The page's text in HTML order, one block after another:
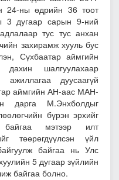
24-ны өдрийн 36 тоот
3 дугаар сарын 9-ний
тус тус анхан
захирамж хууль бус
Сүхбаатар аймгийн
дахин шалгуулахаар
дуусаагүй
аймгийн АН-аас МАН-
дарга М.Энхболдыг
бүрэн эрхийг
байгаа мэтээр илт
төөрөгдүүлсэн үйл
байгаа нь Улс
5 дугаар зүйлийн
байгаа болно.